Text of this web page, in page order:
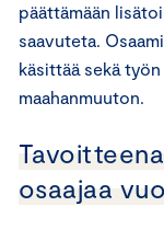
päättämään
saavuteta.
käsittää sekä
maahanmuuton.
osaajaa